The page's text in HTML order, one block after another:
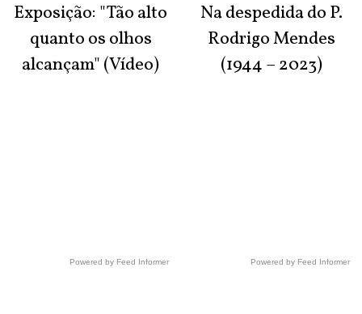
Exposição: "Tão alto
quanto os olhos
alcançam" (Vídeo)
Powered by Feed Informer
Na despedida do P.
Rodrigo Mendes
(1944 – 2023)
Powered by Feed Informer